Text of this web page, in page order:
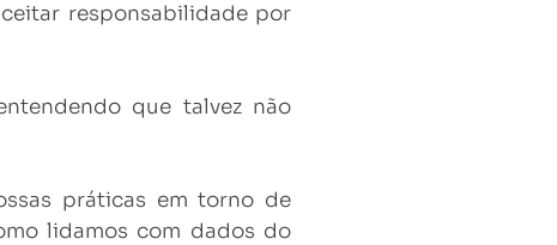
responsabilidade por
que talvez não
práticas em torno de
lidamos com dados do